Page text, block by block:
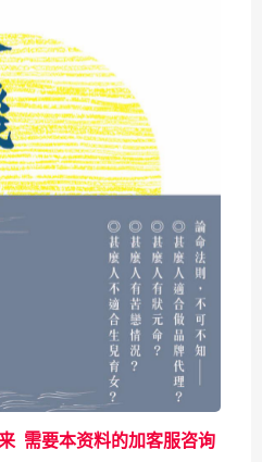
需要本资料的加客服咨询